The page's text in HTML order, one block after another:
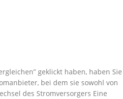
geklickt haben, haben Sie
bei dem sie sowohl von
des Stromversorgers Eine